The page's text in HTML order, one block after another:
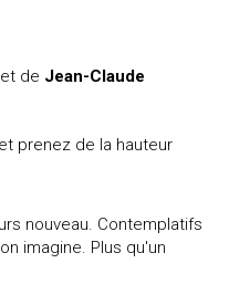
et de Jean-Claude
prenez de la hauteur
nouveau. Contemplatifs
imagine. Plus qu'un